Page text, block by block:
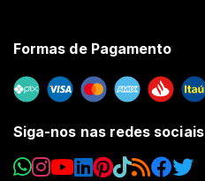
Formas de Pagamento
Siga-nos nas redes sociais